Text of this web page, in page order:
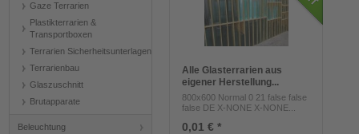
Gaze Terrarien
Plastikterrarien &
Transportboxen
Terrarien Sicherheitsunterlagen
Terrarienbau
Glaszuschnitt
Brutapparate
Beleuchtung
Alle Glasterrarien aus
eigener Herstellung...
800x600 Normal 0 21 false false
false DE X-NONE X-NONE...
0,01 € *